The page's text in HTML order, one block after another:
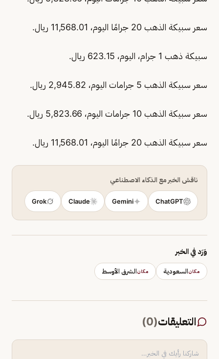
سعر سبيكة الذهب 20 جرامًا اليوم، 11,568.01 ريال.
سبيكة ذهب 1 جرام، اليوم، 623.15 ريال.
سعر سبيكة الذهب 5 جرامات اليوم، 2,945.82 ريال.
سعر سبيكة الذهب 10 جرامات اليوم، 5,823.66 ريال.
سعر سبيكة الذهب 20 جرامًا اليوم، 11,568.01 ريال.
ناقش الخبر مع الذكاء الاصطناعي
ChatGPT
Gemini
Claude
Grok
وَرَد في الخبر
مكانالسعودية مكانالشرق الأوسط
التعليقات(
0
)